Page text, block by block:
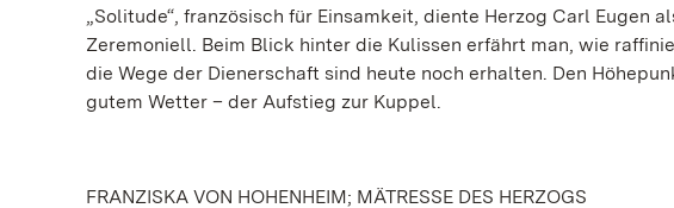
„Solitude“, französisch für Einsamkeit, diente Herzog Carl Eugen
Zeremoniell. Beim Blick hinter die Kulissen erfährt man, wie
die Wege der Dienerschaft sind heute noch erhalten. Den
gutem Wetter – der Aufstieg zur Kuppel.
FRANZISKA VON HOHENHEIM; MÄTRESSE DES HERZOGS